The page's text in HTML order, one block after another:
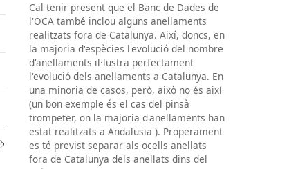
Cal tenir present que el Banc de Dades de
l'OCA també inclou alguns anellaments
realitzats fora de Catalunya. Així, doncs, en
la majoria d'espècies l'evolució del nombre
d'anellaments il·lustra perfectament
l'evolució dels anellaments a Catalunya. En
una minoria de casos, però, això no és així
(un bon exemple és el cas del pinsà
trompeter, on la majoria d'anellaments han
estat realitzats a Andalusia ). Properament
es té previst separar als ocells anellats
fora de Catalunya dels anellats dins del